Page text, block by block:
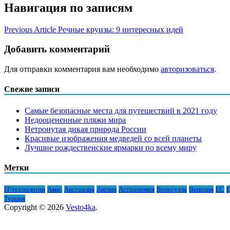
Навигация по записям
Previous Article Речные круизы: 9 интересных идей
Добавить комментарий
Для отправки комментария вам необходимо авторизоваться.
Свежие записи
Самые безопасные места для путешествий в 2021 году
Недооцененные пляжи мира
Нетронутая дикая природа России
Красивые изображения медведей со всей планеты
Лучшие рождественские ярмарки по всему миру
Метки
IT-технологии Авио Австралия Англия Астрономия Венесуэла Венеция ЕС
Турция
Copyright © 2026 Vesto4ka.